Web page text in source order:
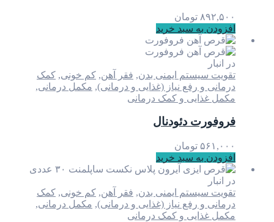
۸۹۲,۵۰۰ تومان
افزودن به سبد خرید
در انبار
تقویت سیستم ایمنی بدن, فقر آهن, کم خونی, کمک
درمانی و رفع نیاز (غذایی و درمانی), مکمل درمانی,
مکمل غذایی و کمک درمانی
فروفورت دئودنال
۵۶۱,۰۰۰ تومان
افزودن به سبد خرید
در انبار
تقویت سیستم ایمنی بدن, فقر آهن, کم خونی, کمک
درمانی و رفع نیاز (غذایی و درمانی), مکمل درمانی,
مکمل غذایی و کمک درمانی